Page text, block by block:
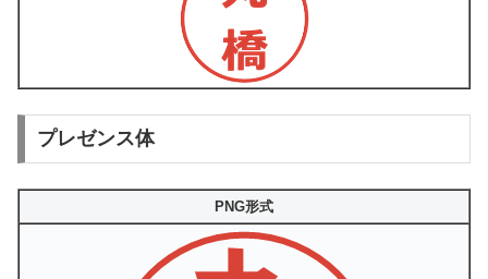
プレゼンス体
PNG形式